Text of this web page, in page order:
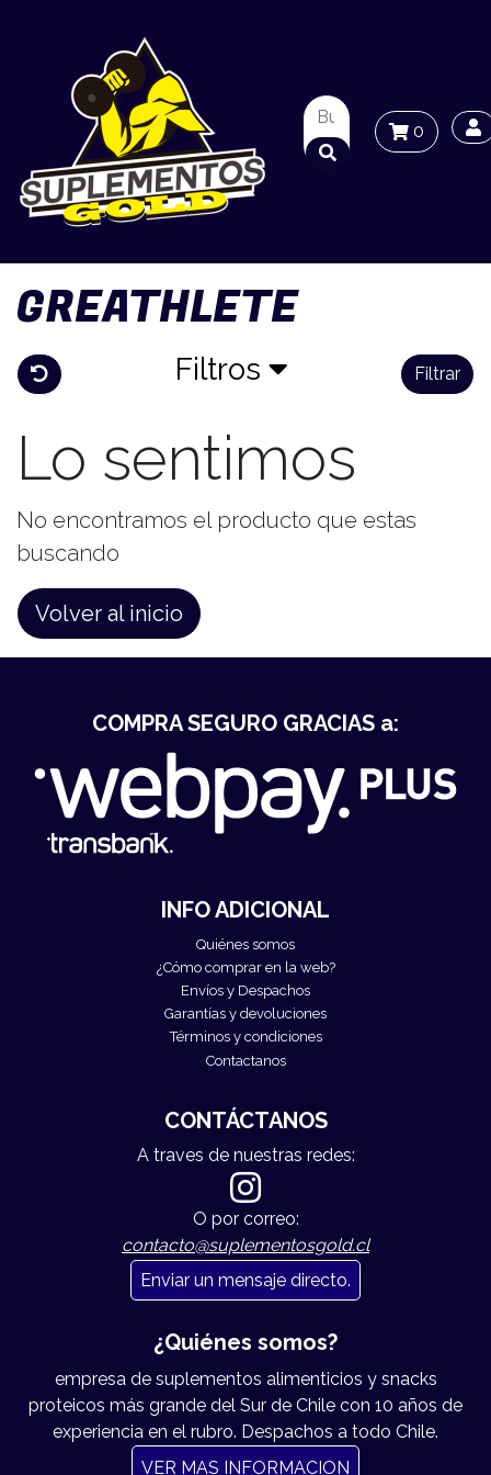
0
GREATHLETE
Filtros Filtrar
Lo sentimos
No encontramos el producto que estas
buscando
Volver al inicio
INFO ADICIONAL
Quiénes somos
¿Cómo comprar en la web?
Envíos y Despachos
Garantías y devoluciones
Términos y condiciones
Contactanos
COMPRA SEGURO GRACIAS a:
CONTÁCTANOS
A traves de nuestras redes:
O por correo:
contacto@suplementosgold.cl
Enviar un mensaje directo.
¿Quiénes somos?
empresa de suplementos alimenticios y snacks
proteicos más grande del Sur de Chile con 10 años de
experiencia en el rubro. Despachos a todo Chile.
VER MAS INFORMACION